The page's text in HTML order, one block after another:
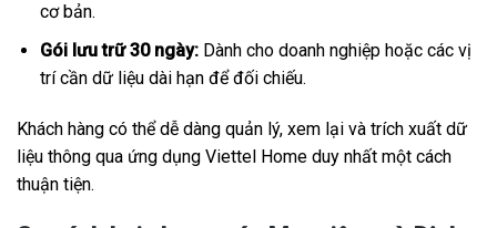
cơ bản.
Gói lưu trữ 30 ngày:Dành cho doanh nghiệp hoặc các vị
trí cần dữ liệu dài hạn để đối chiếu.
Khách hàng có thể dễ dàng quản lý, xem lại và trích xuất dữ
liệu thông qua ứng dụng Viettel Home duy nhất một cách
thuận tiện.